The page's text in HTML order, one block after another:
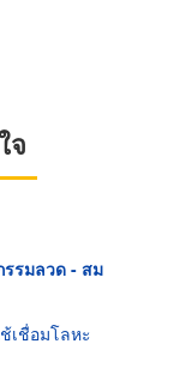
จ
รรมลวด - สม
เชื่อมโลหะ